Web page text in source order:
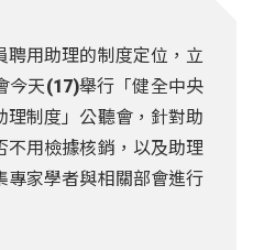
聘用助理的制度定位，立
今天(17)舉行「健全中央
理制度」公聽會，針對助
不用檢據核銷，以及助理
專家學者與相關部會進行